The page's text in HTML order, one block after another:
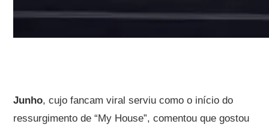
Junho, cujo fancam viral serviu como o início do
ressurgimento de “My House”, comentou que gostou